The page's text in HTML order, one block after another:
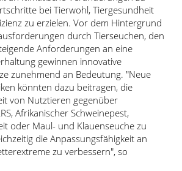
bei Tierwohl, Tiergesundheit
zu erzielen. Vor dem Hintergrund
durch Tierseuchen, den
Anforderungen an eine
gewinnen innovative
zunehmend an Bedeutung. Neue
könnten dazu beitragen, die
von Nutztieren gegenüber
Afrikanischer Schweinepest,
oder Maul- und Klauenseuche zu
die Anpassungsfähigkeit an
zu verbessern , so